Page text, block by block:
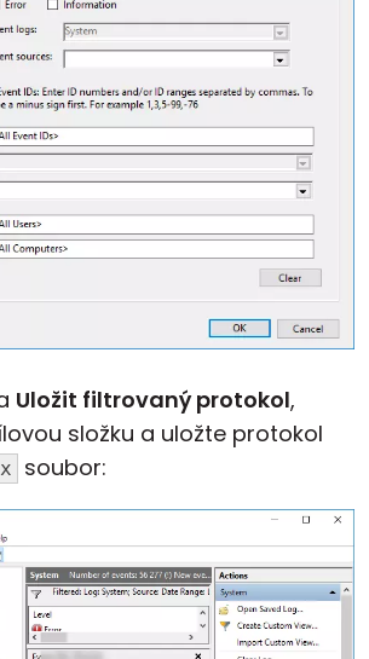
Uložit filtrovaný protokol,
složku a uložte protokol
soubor: